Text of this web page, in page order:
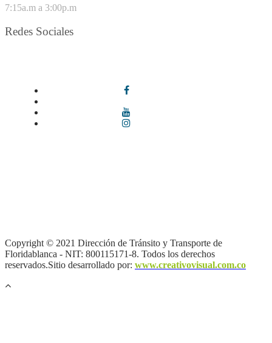
7:15a.m a 3:00p.m
Redes Sociales
Copyright © 2021 Dirección de Tránsito y Transporte de
Floridablanca - NIT: 800115171-8. Todos los derechos
reservados.Sitio desarrollado por: www.creativovisual.com.co